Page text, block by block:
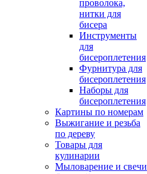
проволока,
нитки для
бисера
Инструменты
для
бисероплетения
Фурнитура для
бисероплетения
Наборы для
бисероплетения
Картины по номерам
Выжигание и резьба
по дереву
Товары для
кулинарии
Мыловарение и свечи